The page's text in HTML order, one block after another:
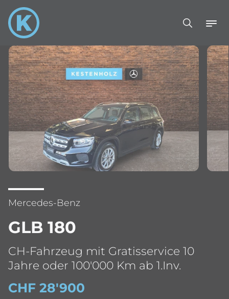
Mercedes-Benz
GLB 180
CH-Fahrzeug mit Gratisservice 10
Jahre oder 100'000 Km ab 1.Inv.
CHF 28'900